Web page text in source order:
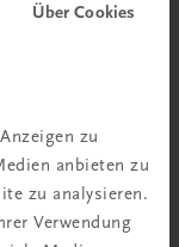
Über Cookies
zu
anbieten zu
zu analysieren.
Verwendung